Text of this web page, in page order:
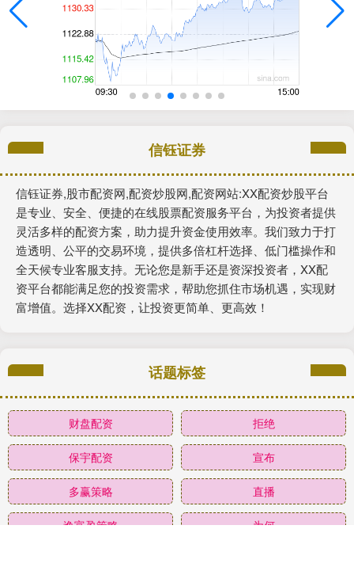
信钰证券
信钰证券,股市配资网,配资炒股网,配资网站:XX配资炒股平台
是专业、安全、便捷的在线股票配资服务平台，为投资者提供
灵活多样的配资方案，助力提升资金使用效率。我们致力于打
造透明、公平的交易环境，提供多倍杠杆选择、低门槛操作和
全天候专业客服支持。无论您是新手还是资深投资者，XX配
资平台都能满足您的投资需求，帮助您抓住市场机遇，实现财
富增值。选择XX配资，让投资更简单、更高效！
话题标签
财盘配资 拒绝
保宇配资 宣布
多赢策略 直播
逸富盈策略 为何